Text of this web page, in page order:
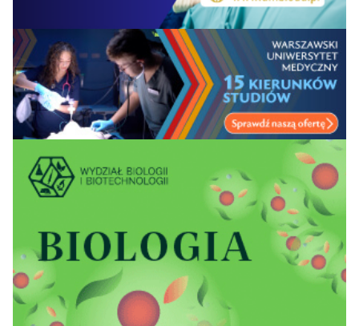
14=
Akademia WSB w
Dąbrowie Górniczej
— 43,3